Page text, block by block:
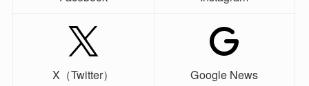
X（Twitter） Google News